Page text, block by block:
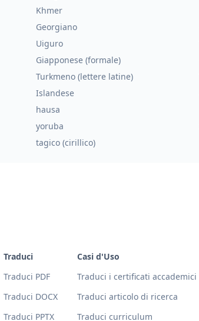
Khmer
Georgiano
Uiguro
Giapponese (formale)
Turkmeno (lettere latine)
Islandese
hausa
yoruba
tagico (cirillico)
Casi d'Uso
Traduci i certificati accademici
Traduci articolo di ricerca
Traduci curriculum
Traduci
Traduci PDF
Traduci DOCX
Traduci PPTX